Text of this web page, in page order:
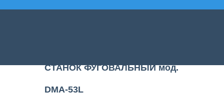
СТАНОК ФУГОВАЛЬНЫЙ мод.
DMA-53L